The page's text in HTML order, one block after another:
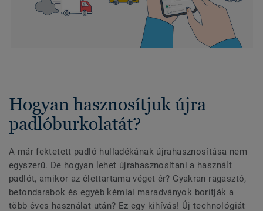
Hogyan hasznosítjuk újra
padlóburkolatát?
A már fektetett padló hulladékának újrahasznosítása nem
egyszerű. De hogyan lehet újrahasznosítani a használt
padlót, amikor az élettartama véget ér? Gyakran ragasztó,
betondarabok és egyéb kémiai maradványok borítják a
több éves használat után? Ez egy kihívás! Új technológiát